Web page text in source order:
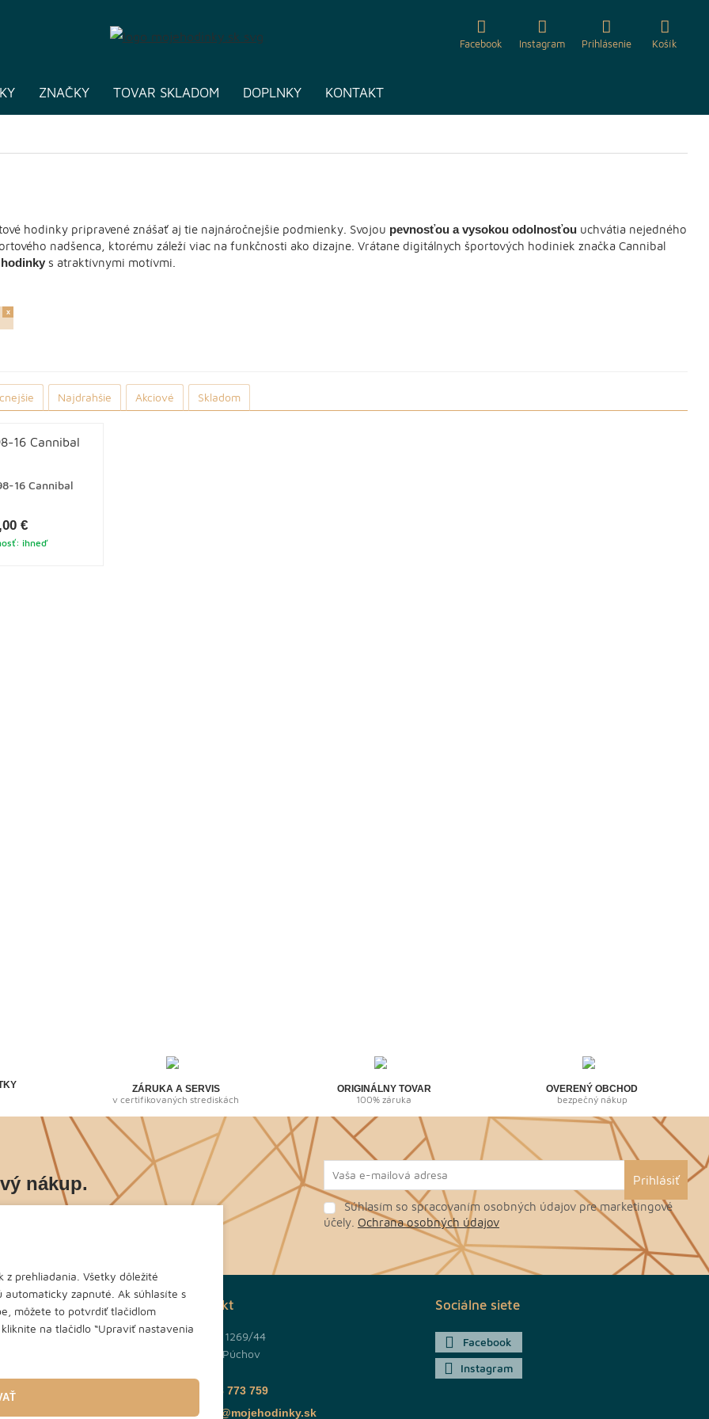
Facebook Instagram Prihlásenie Košík
ZNAČKY TOVAR SKLADOM DOPLNKY KONTAKT
hodinky pripravené znášať aj tie najnáročnejšie podmienky. Svojou pevnosťou a vysokou odolnosťou uchvátia nejedného
nadšenca, ktorému záleží viac na funkčnosti ako dizajne. Vrátane digitálnych športových hodiniek značka Cannibal
s atraktívnymi motívmi.
Najdrahšie Akciové Skladom
16 Cannibal
€
ihneď
ZÁRUKA A SERVIS
v certifikovaných strediskách
ORIGINÁLNY TOVAR
100% záruka
OVERENÝ OBCHOD
bezpečný nákup
nákup.
Súhlasím so spracovaním osobných údajov pre marketingové
účely. Ochrana osobných údajov
Kontakt
J. Kráľa 1269/44
020 01 Púchov
0948 773 759
info@mojehodinky.sk
Sociálne siete
Facebook
Instagram
prehliadania. Všetky dôležité
zapnuté. Ak súhlasíte s
môžete to potvrdiť tlačidlom
na tlačidlo “Upraviť nastavenia